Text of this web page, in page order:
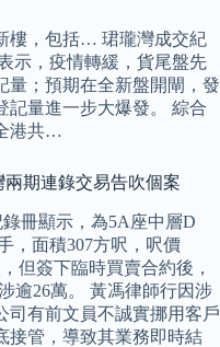
樓，包括… 珺瓏灣成交紀
示，疫情轉緩，貨尾盤先
量；預期在全新盤開閘，發
記量進一步大爆發。 綜合
港共…
兩期連錄交易告吹個案
冊顯示，為5A座中層D
，面積307方呎，呎價
但簽下臨時買賣合約後，
逾26萬。 黃馮律師行因涉
司有前文員不誠實挪用客戶
接管，導致其業務即時結